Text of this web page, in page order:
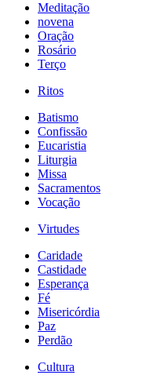
Meditação
novena
Oração
Rosário
Terço
Ritos
Batismo
Confissão
Eucaristia
Liturgia
Missa
Sacramentos
Vocação
Virtudes
Caridade
Castidade
Esperança
Fé
Misericórdia
Paz
Perdão
Cultura